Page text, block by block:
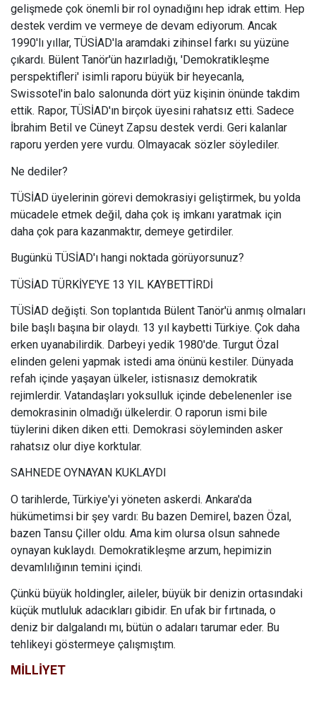
gelişmede çok önemli bir rol oynadığını hep idrak ettim. Hep
destek verdim ve vermeye de devam ediyorum. Ancak
1990'lı yıllar, TÜSİAD'la aramdaki zihinsel farkı su yüzüne
çıkardı. Bülent Tanör'ün hazırladığı, 'Demokratikleşme
perspektifleri' isimli raporu büyük bir heyecanla,
Swissotel'in balo salonunda dört yüz kişinin önünde takdim
ettik. Rapor, TÜSİAD'ın birçok üyesini rahatsız etti. Sadece
İbrahim Betil ve Cüneyt Zapsu destek verdi. Geri kalanlar
raporu yerden yere vurdu. Olmayacak sözler söylediler.
Ne dediler?
TÜSİAD üyelerinin görevi demokrasiyi geliştirmek, bu yolda
mücadele etmek değil, daha çok iş imkanı yaratmak için
daha çok para kazanmaktır, demeye getirdiler.
Bugünkü TÜSİAD'ı hangi noktada görüyorsunuz?
TÜSİAD TÜRKİYE'YE 13 YIL KAYBETTİRDİ
TÜSİAD değişti. Son toplantıda Bülent Tanör'ü anmış olmaları
bile başlı başına bir olaydı. 13 yıl kaybetti Türkiye. Çok daha
erken uyanabilirdik. Darbeyi yedik 1980'de. Turgut Özal
elinden geleni yapmak istedi ama önünü kestiler. Dünyada
refah içinde yaşayan ülkeler, istisnasız demokratik
rejimlerdir. Vatandaşları yoksulluk içinde debelenenler ise
demokrasinin olmadığı ülkelerdir. O raporun ismi bile
tüylerini diken diken etti. Demokrasi söyleminden asker
rahatsız olur diye korktular.
SAHNEDE OYNAYAN KUKLAYDI
O tarihlerde, Türkiye'yi yöneten askerdi. Ankara'da
hükümetimsi bir şey vardı: Bu bazen Demirel, bazen Özal,
bazen Tansu Çiller oldu. Ama kim olursa olsun sahnede
oynayan kuklaydı. Demokratikleşme arzum, hepimizin
devamlılığının temini içindi.
Çünkü büyük holdingler, aileler, büyük bir denizin ortasındaki
küçük mutluluk adacıkları gibidir. En ufak bir fırtınada, o
deniz bir dalgalandı mı, bütün o adaları tarumar eder. Bu
tehlikeyi göstermeye çalışmıştım.
MİLLİYET